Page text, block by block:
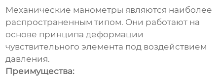
Механические манометры являются наиболее
распространенным типом. Они работают на
основе принципа деформации
чувствительного элемента под воздействием
давления.
Преимущества: